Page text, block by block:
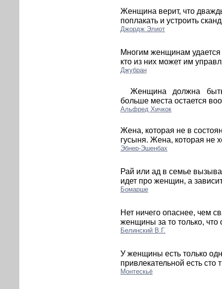
Женщина верит, что
поплакать и устроить
Джордж Элиот
Многим женщинам
кто из них может им
Джубран
Женщина должна
больше места остается
Альфред Хичкок
Жена, которая не в
гусыня. Жена, которая не
Эбнер-Эшенбах
Рай или ад в семье
идет про женщин, а
Бомарше
Нет ничего опаснее, чем
женщины за то только,
Белинский В.Г.
У женщины есть только
привлекательной есть сто
Монтескьё